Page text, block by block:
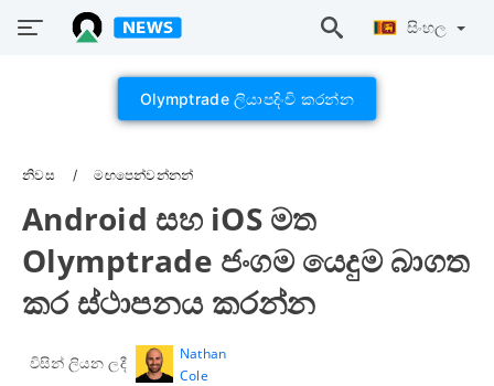
සිංහල
Olymptrade ලියාපදිංචි කරන්න
නිවස මඟපෙන්වන්නන්
Android සහ iOS මත
Olymptrade ජංගම යෙදුම බාගත
කර ස්ථාපනය කරන්න
විසින් ලියන ලදී
Nathan
Cole